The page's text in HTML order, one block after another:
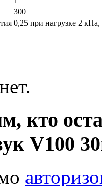
300
0,25 при нагрузке 2
кто
V100